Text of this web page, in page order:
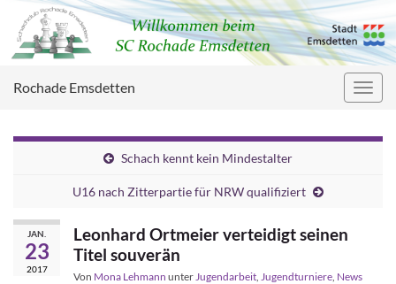
Rochade Emsdetten
Schach kennt kein Mindestalter
U16 nach Zitterpartie für NRW qualifiziert
JAN.
23
2017
Leonhard Ortmeier verteidigt seinen
Titel souverän
Von Mona Lehmann unter Jugendarbeit Jugendturniere News